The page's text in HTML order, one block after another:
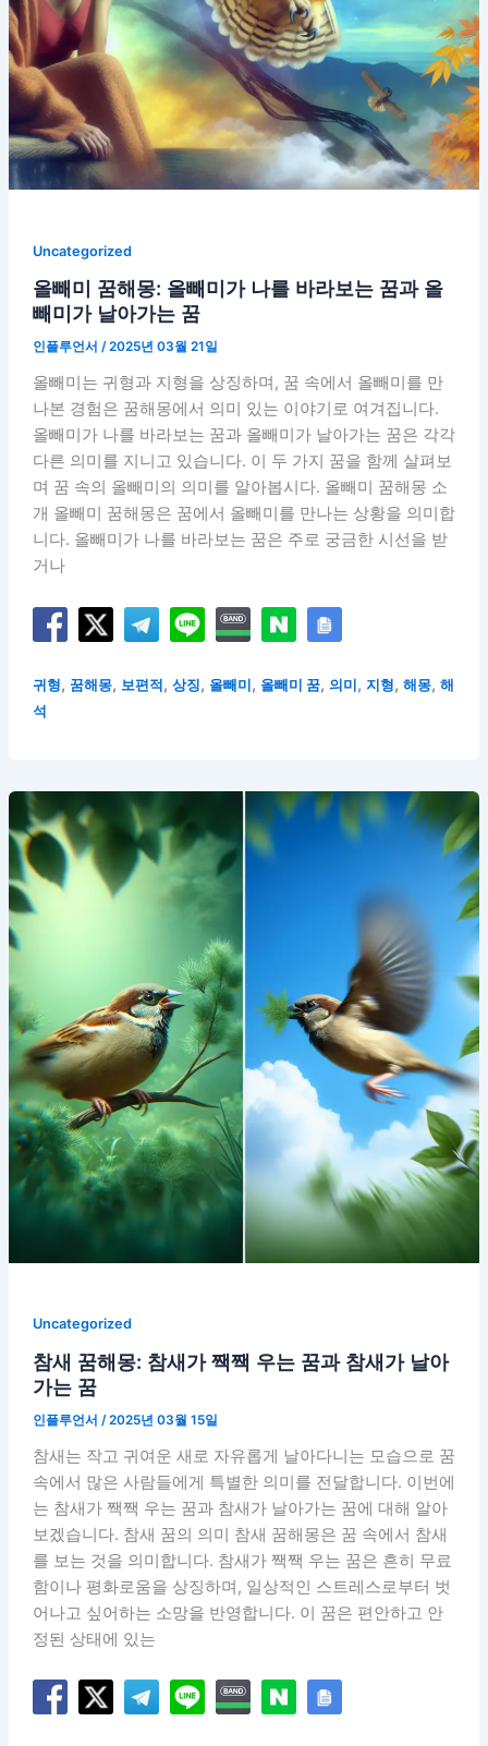
Uncategorized
올빼미 꿈해몽: 올빼미가 나를 바라보는 꿈과 올
빼미가 날아가는 꿈
인플루언서 /2025년 03월 21일
올빼미는 귀형과 지형을 상징하며, 꿈 속에서 올빼미를 만
나본 경험은 꿈해몽에서 의미 있는 이야기로 여겨집니다.
올빼미가 나를 바라보는 꿈과 올빼미가 날아가는 꿈은 각각
다른 의미를 지니고 있습니다. 이 두 가지 꿈을 함께 살펴보
며 꿈 속의 올빼미의 의미를 알아봅시다. 올빼미 꿈해몽 소
개 올빼미 꿈해몽은 꿈에서 올빼미를 만나는 상황을 의미합
니다. 올빼미가 나를 바라보는 꿈은 주로 궁금한 시선을 받
거나
귀형, 꿈해몽, 보편적, 상징, 올빼미, 올빼미 꿈, 의미, 지형, 해몽, 해
석
Uncategorized
참새 꿈해몽: 참새가 짹짹 우는 꿈과 참새가 날아
가는 꿈
인플루언서 /2025년 03월 15일
참새는 작고 귀여운 새로 자유롭게 날아다니는 모습으로 꿈
속에서 많은 사람들에게 특별한 의미를 전달합니다. 이번에
는 참새가 짹짹 우는 꿈과 참새가 날아가는 꿈에 대해 알아
보겠습니다. 참새 꿈의 의미 참새 꿈해몽은 꿈 속에서 참새
를 보는 것을 의미합니다. 참새가 짹짹 우는 꿈은 흔히 무료
함이나 평화로움을 상징하며, 일상적인 스트레스로부터 벗
어나고 싶어하는 소망을 반영합니다. 이 꿈은 편안하고 안
정된 상태에 있는